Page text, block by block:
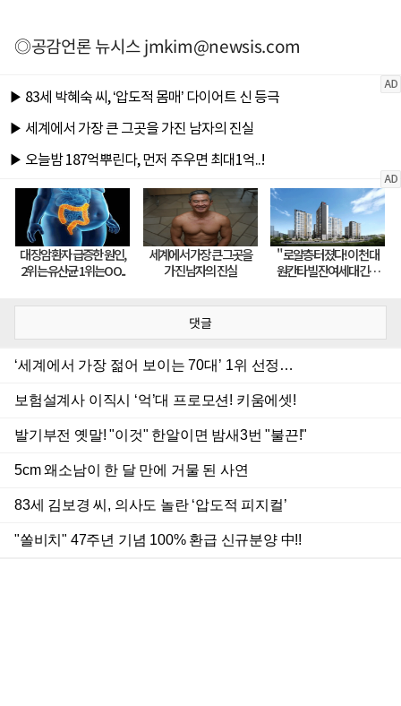
◎공감언론 뉴시스jmkim@newsis.com
댓글